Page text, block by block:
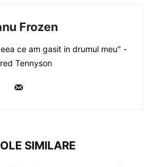
Frozen
ce am gasit in drumul meu" -
Tennyson
SIMILARE